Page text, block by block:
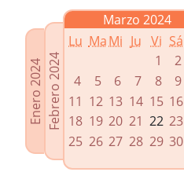
Enero 2024Febrero 2024
Marzo 2024
Lu MaMi Ju Vi Sá
1
2
4
5 6 7 8 9
11 12 13 14 15 16
18 19 20 21 22 23
25 26 27 28 29 30